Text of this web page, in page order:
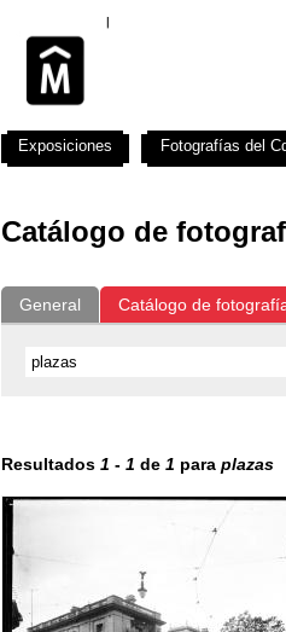
Catálogo de
General Catálogo de
Resultados 1 - 1 de 1 para plazas
Exposiciones Fotografías del